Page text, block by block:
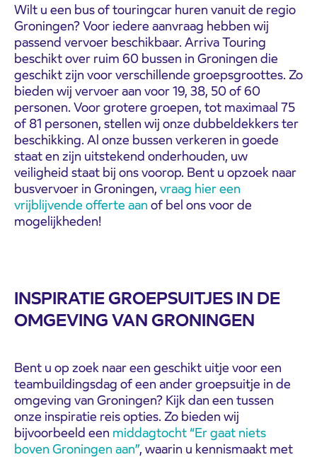
Wilt u een bus of touringcar huren vanuit de regio
Groningen? Voor iedere aanvraag hebben wij
passend vervoer beschikbaar. Arriva Touring
beschikt over ruim 60 bussen in Groningen die
geschikt zijn voor verschillende groepsgroottes. Zo
bieden wij vervoer aan voor 19, 38, 50 of 60
personen. Voor grotere groepen, tot maximaal 75
of 81 personen, stellen wij onze dubbeldekkers ter
beschikking. Al onze bussen verkeren in goede
staat en zijn uitstekend onderhouden, uw
veiligheid staat bij ons voorop. Bent u opzoek naar
busvervoer in Groningen, vraag hier een
vrijblijvende offerte aan of bel ons voor de
mogelijkheden!
INSPIRATIE GROEPSUITJES IN DE
OMGEVING VAN GRONINGEN
Bent u op zoek naar een geschikt uitje voor een
teambuildingsdag of een ander groepsuitje in de
omgeving van Groningen? Kijk dan een tussen
onze inspiratie reis opties. Zo bieden wij
bijvoorbeeld een middagtocht “Er gaat niets
boven Groningen aan”, waarin u kennismaakt met